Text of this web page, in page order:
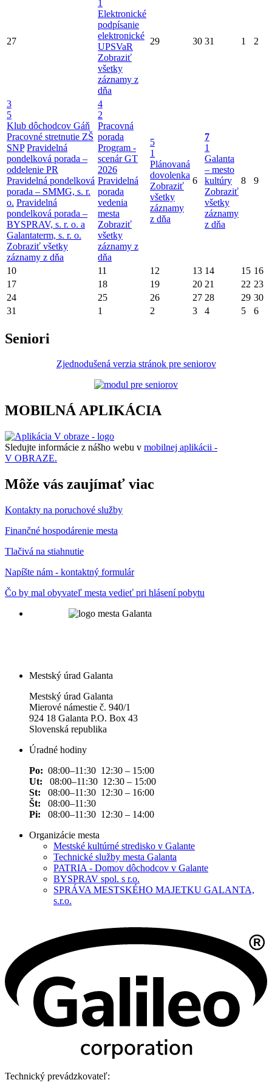
27
1
Elektronické
podpísanie
elektronické
UPSVaR
Zobraziť
všetky
záznamy z
dňa
29 30 31 1 2
3
5
Klub dôchodcov Gáň
Pracovné stretnutie ZŠ
SNP Pravidelná
pondelková porada –
oddelenie PR
Pravidelná pondelková
porada – SMMG, s. r.
o. Pravidelná
pondelková porada –
BYSPRAV, s. r. o. a
Galantaterm, s. r. o.
Zobraziť všetky
záznamy z dňa
4
2
Pracovná
porada
Program -
scenár GT
2026
Pravidelná
porada
vedenia
mesta
Zobraziť
všetky
záznamy z
dňa
5
1
Plánovaná
dovolenka
Zobraziť
všetky
záznamy
z dňa
6
7
1
Galanta
– mesto
kultúry
Zobraziť
všetky
záznamy
z dňa
8 9
10 11 12 13 14 15 16
17
18 19 20 21 22 23
24
25 26 27 28 29 30
31
1 2 3 4 5 6
Seniori
Zjednodušená verzia stránok pre seniorov
MOBILNÁ APLIKÁCIA
Sledujte informácie z nášho webu v mobilnej aplikácii -
V OBRAZE.
Môže vás zaujímať viac
Kontakty na poruchové služby
Finančné hospodárenie mesta
Tlačivá na stiahnutie
Napíšte nám - kontaktný formulár
Čo by mal obyvateľ mesta vedieť pri hlásení pobytu
Mestský úrad Galanta
Mestský úrad Galanta
Mierové námestie č. 940/1
924 18 Galanta P.O. Box 43
Slovenská republika
Úradné hodiny
Po: 08:00–11:30 12:30 – 15:00
Ut: 08:00–11:30 12:30 – 15:00
St: 08:00–11:30 12:30 – 16:00
Št: 08:00–11:30
Pi: 08:00–11:30 12:30 – 14:00
Organizácie mesta
Mestské kultúrné stredisko v Galante
Technické služby mesta Galanta
PATRIA - Domov dôchodcov v Galante
BYSPRAV spol. s r.o.
SPRÁVA MESTSKÉHO MAJETKU GALANTA,
s.r.o.
Technický prevádzkovateľ: